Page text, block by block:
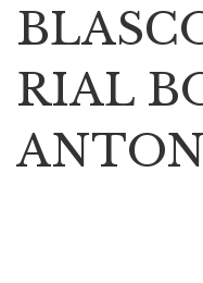
RIAL